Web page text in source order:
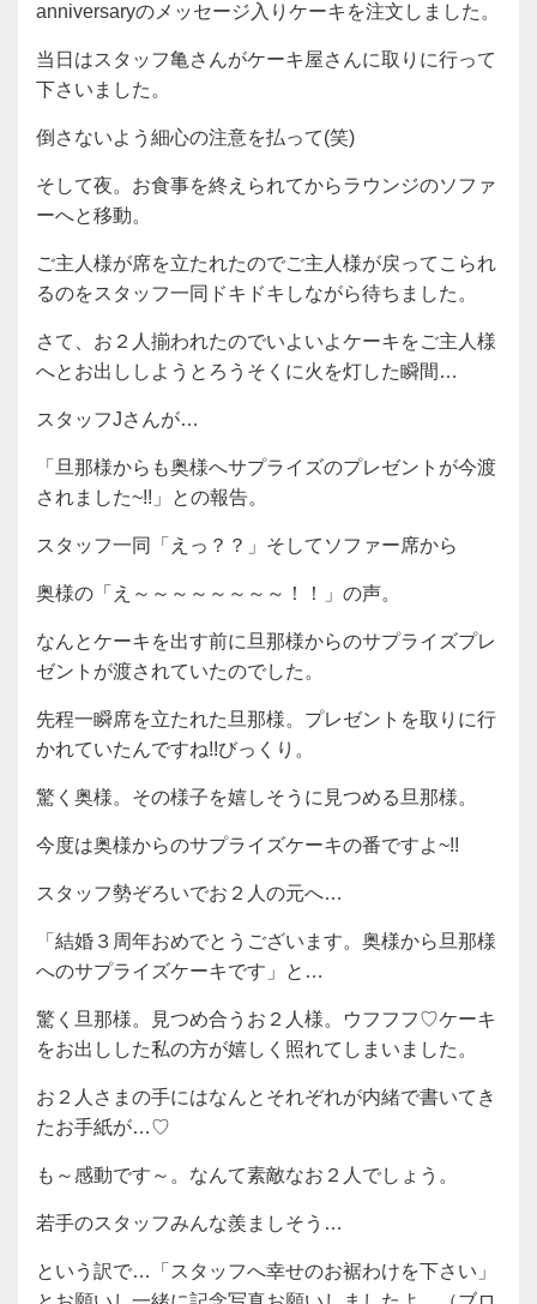
anniversaryのメッセージ入りケーキを注文しました。
当日はスタッフ亀さんがケーキ屋さんに取りに行って
下さいました。
倒さないよう細心の注意を払って(笑)
そして夜。お食事を終えられてからラウンジのソファ
ーへと移動。
ご主人様が席を立たれたのでご主人様が戻ってこられ
るのをスタッフ一同ドキドキしながら待ちました。
さて、お２人揃われたのでいよいよケーキをご主人様
へとお出ししようとろうそくに火を灯した瞬間…
スタッフJさんが…
「旦那様からも奥様へサプライズのプレゼントが今渡
されました~!!」との報告。
スタッフ一同「えっ？？」そしてソファー席から
奥様の「え～～～～～～～～！！」の声。
なんとケーキを出す前に旦那様からのサプライズプレ
ゼントが渡されていたのでした。
先程一瞬席を立たれた旦那様。プレゼントを取りに行
かれていたんですね!!びっくり。
驚く奥様。その様子を嬉しそうに見つめる旦那様。
今度は奥様からのサプライズケーキの番ですよ~!!
スタッフ勢ぞろいでお２人の元へ…
「結婚３周年おめでとうございます。奥様から旦那様
へのサプライズケーキです」と…
驚く旦那様。見つめ合うお２人様。ウフフフ♡ケーキ
をお出しした私の方が嬉しく照れてしまいました。
お２人さまの手にはなんとそれぞれが内緒で書いてき
たお手紙が…♡
も～感動です～。なんて素敵なお２人でしょう。
若手のスタッフみんな羨ましそう…
という訳で…「スタッフへ幸せのお裾わけを下さい」